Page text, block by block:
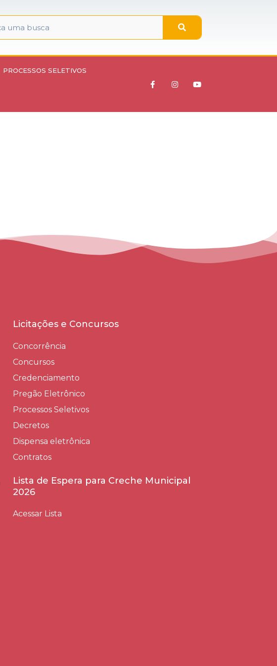
PROCESSOS SELETIVOS
Licitações e Concursos
Concorrência
Concursos
Credenciamento
Pregão Eletrônico
Processos Seletivos
Decretos
Dispensa eletrônica
Contratos
Lista de Espera para Creche Municipal
2026
Acessar Lista